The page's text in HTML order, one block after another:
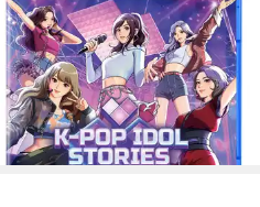
PlayStation 5 Plattform
ab 0 Jahren USK-Freigabe
PQube Publisher
34,99 €
lieferbar - in 3-4 Werktagen bei dir